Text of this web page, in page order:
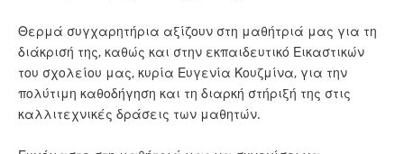
Θερμά συγχαρητήρια αξίζουν στη μαθήτριά μας για τη
διάκρισή της, καθώς και στην εκπαιδευτικό Εικαστικών
του σχολείου μας, κυρία Ευγενία Κουζμίνα, για την
πολύτιμη καθοδήγηση και τη διαρκή στήριξή της στις
καλλιτεχνικές δράσεις των μαθητών.